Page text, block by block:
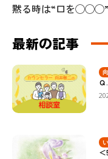
黙る時は“口を◯◯◯”
最新の記事